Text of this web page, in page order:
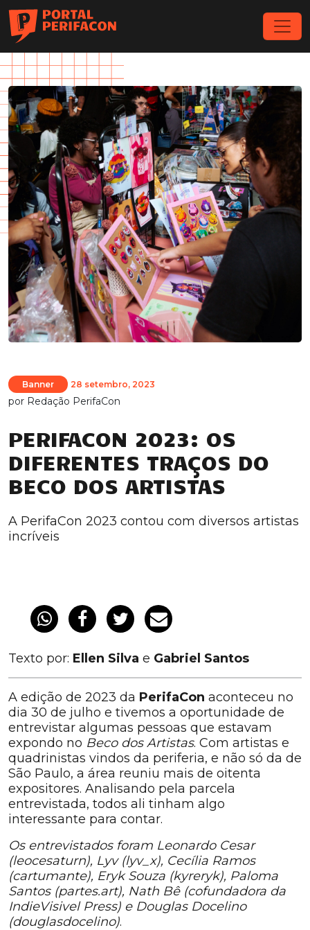
Banner 28 setembro, 2023
por Redação PerifaCon
PERIFACON 2023: OS
DIFERENTES TRAÇOS DO
BECO DOS ARTISTAS
A PerifaCon 2023 contou com diversos artistas
incríveis
Texto por: Ellen Silva e Gabriel Santos
A edição de 2023 da PerifaCon aconteceu no
dia 30 de julho e tivemos a oportunidade de
entrevistar algumas pessoas que estavam
expondo no Beco dos Artistas. Com artistas e
quadrinistas vindos da periferia, e não só da de
São Paulo, a área reuniu mais de oitenta
expositores. Analisando pela parcela
entrevistada, todos ali tinham algo
interessante para contar.
Os entrevistados foram Leonardo Cesar
(leocesaturn), Lyv (lyv_x), Cecília Ramos
(cartumante), Eryk Souza (kyreryk), Paloma
Santos (partes.art), Nath Bê (cofundadora da
IndieVisivel Press) e Douglas Docelino
(douglasdocelino).